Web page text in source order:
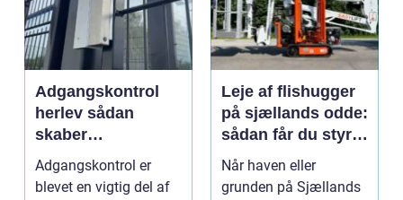
Adgangskontrol
herlev sådan
skaber
virksomheder
bedre sikkerhed
Adgangskontrol er
blevet en vigtig del af
Leje af flishugger
på sjællands odde:
sådan får du styr
på grene og
haveaffald
Når haven eller
grunden på Sjællands